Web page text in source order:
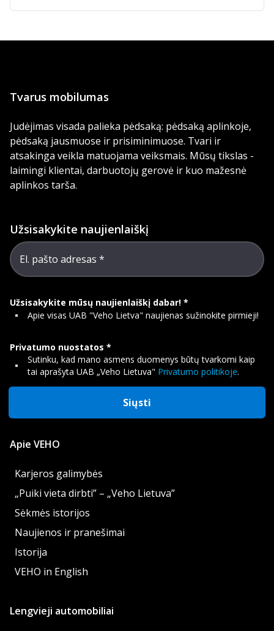
Tvarus mobilumas
Judėjimas visada palieka pėdsaką: pėdsaką aplinkoje,
pėdsaką jausmuose ir prisiminimuose. Tvari ir
atsakinga veikla matuojama veiksmais. Mūsų tikslas -
laimingi klientai, darbuotojų gerovė ir kuo mažesnė
aplinkos tarša.
Užsisakykite naujienlaiškį
El. pašto adresas
Užsisakykite mūsų naujienlaiškį dabar!
Apie visas UAB "Veho Lietva" naujienas sužinokite pirmieji!
Privatumo nuostatos
Sutinku, kad mano asmens duomenys būtų tvarkomi kaip
tai aprašyta UAB „Veho Lietuva" Privatumo politikoje.
Siųsti
Apie VEHO
Karjeros galimybės
„Puiki vieta dirbti” – „Veho Lietuva”
Sėkmės istorijos
Naujienos ir pranešimai
Istorija
VEHO in English
Lengvieji automobiliai